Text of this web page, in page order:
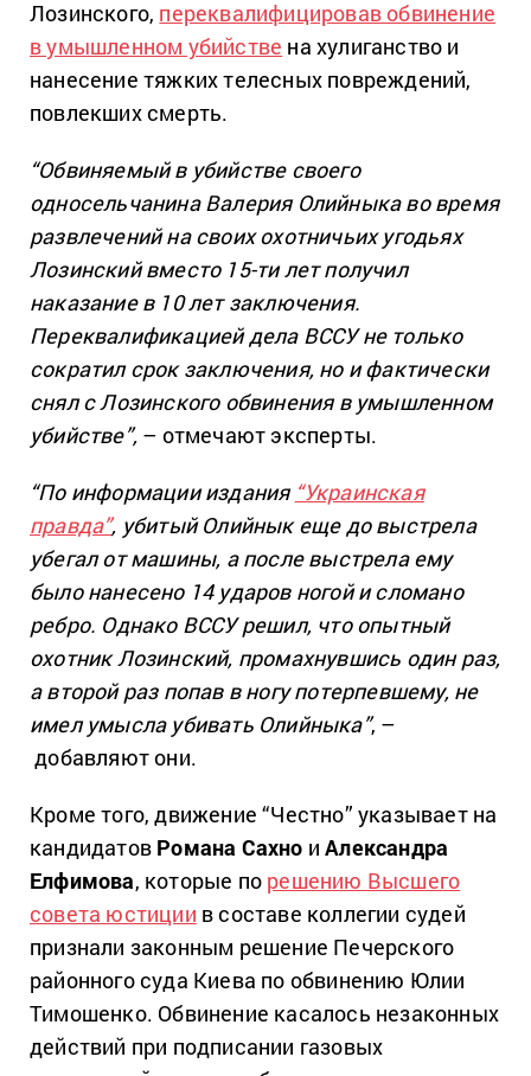
Лозинского, переквалифицировав обвинение
в умышленном убийстве на хулиганство и
нанесение тяжких телесных повреждений,
повлекших смерть.
“Обвиняемый в убийстве своего
односельчанина Валерия Олийныка во время
развлечений на своих охотничьих угодьях
Лозинский вместо 15-ти лет получил
наказание в 10 лет заключения.
Переквалификацией дела ВССУ не только
сократил срок заключения, но и фактически
снял с Лозинского обвинения в умышленном
убийстве”, – отмечают эксперты.
“По информации издания “Украинская
правда”, убитый Олийнык еще до выстрела
убегал от машины, а после выстрела ему
было нанесено 14 ударов ногой и сломано
ребро. Однако ВССУ решил, что опытный
охотник Лозинский, промахнувшись один раз,
а второй раз попав в ногу потерпевшему, не
имел умысла убивать Олийныка”, –
добавляют они.
Кроме того, движение “Честно” указывает на
кандидатов Романа Сахно иАлександра
Елфимова, которые по решению Высшего
совета юстиции в составе коллегии судей
признали законным решение Печерского
районного суда Киева по обвинению Юлии
Тимошенко. Обвинение касалось незаконных
действий при подписании газовых